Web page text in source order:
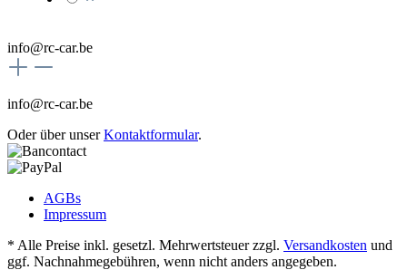
info@rc-car.be
info@rc-car.be
Oder über unserKontaktformular.
AGBs
Impressum
* Alle Preise inkl. gesetzl. Mehrwertsteuer zzgl. Versandkosten und
ggf. Nachnahmegebühren, wenn nicht anders angegeben.